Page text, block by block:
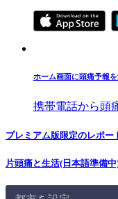
ホーム画面に頭痛予報
携帯電話から頭
プレミアム版限定のレポー
片頭痛と生活(日本語準備中